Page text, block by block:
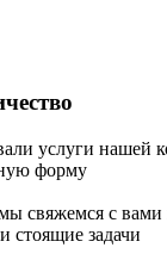
услуги нашей
форму
свяжемся с вами
стоящие задачи